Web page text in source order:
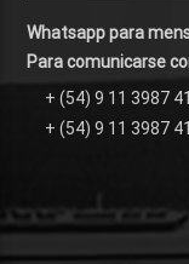
Whatsapp para
Para comunicarse
+ (54) 9 11 3987
+ (54) 9 11 3987